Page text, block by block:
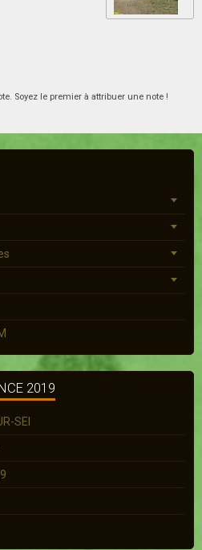
Soyez le premier à attribuer une note !
2019
SEI